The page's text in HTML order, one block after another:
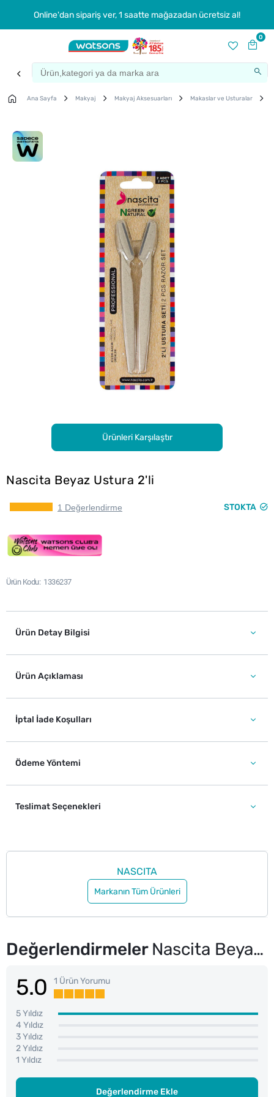
Online'dan sipariş ver, 1 saatte mağazadan ücretsiz al!
0
Ana Sayfa Makyaj Makyaj Aksesuarları Makaslar ve Usturalar
Ürünleri Karşılaştır
Nascita Beyaz Ustura 2'li
1 Değerlendirme STOKTA
Ürün Kodu 1336237
Ürün Detay Bilgisi
Ürün Açıklaması
İptal İade Koşulları
Ödeme Yöntemi
Teslimat Seçenekleri
NASCITA
Markanın Tüm Ürünleri
Değerlendirmeler Nascita Beyaz Ustura 2'li
5.0 1 Ürün Yorumu
5 Yıldız
4 Yıldız
3 Yıldız
2 Yıldız
1 Yıldız
Değerlendirme Ekle